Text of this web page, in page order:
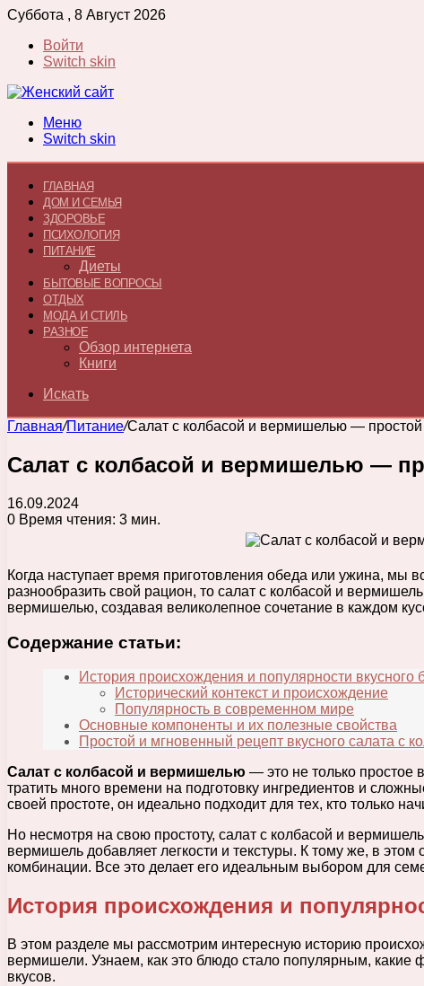
Суббота , 8 Август 2026
Войти
Switch skin
Меню
Switch skin
ГЛАВНАЯ
ДОМ И СЕМЬЯ
ЗДОРОВЬЕ
ПСИХОЛОГИЯ
ПИТАНИЕ
Диеты
БЫТОВЫЕ ВОПРОСЫ
ОТДЫХ
МОДА И СТИЛЬ
РАЗНОЕ
Обзор интернета
Книги
Искать
Главная/Питание/Салат с колбасой и вермишелью — простой
Салат с колбасой и вермишелью —
16.09.2024
0 Время чтения: 3 мин.
Когда наступает время приготовления обеда или ужина,
разнообразить свой рацион, то салат с колбасой и
вермишелью, создавая великолепное сочетание в каждом
Содержание статьи:
История происхождения и популярности вкусного
Исторический контекст и происхождение
Популярность в современном мире
Основные компоненты и их полезные свойства
Простой и мгновенный рецепт вкусного салата с
Салат с колбасой и вермишелью — это не только простое
тратить много времени на подготовку ингредиентов и
своей простоте, он идеально подходит для тех, кто только
Но несмотря на свою простоту, салат с колбасой и
вермишель добавляет легкости и текстуры. К тому же, в
комбинации. Все это делает его идеальным выбором для
История происхождения и
В этом разделе мы рассмотрим интересную историю
вермишели. Узнаем, как это блюдо стало популярным, какие
вкусов.